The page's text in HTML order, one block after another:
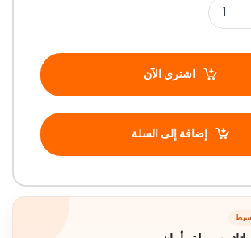
اشتري الآن
إضافة إلى السلة